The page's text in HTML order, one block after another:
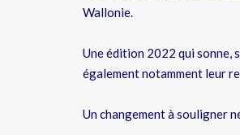
Wallonie.
Une édition 2022 qui sonne,
également notamment leur
Un changement à souligner